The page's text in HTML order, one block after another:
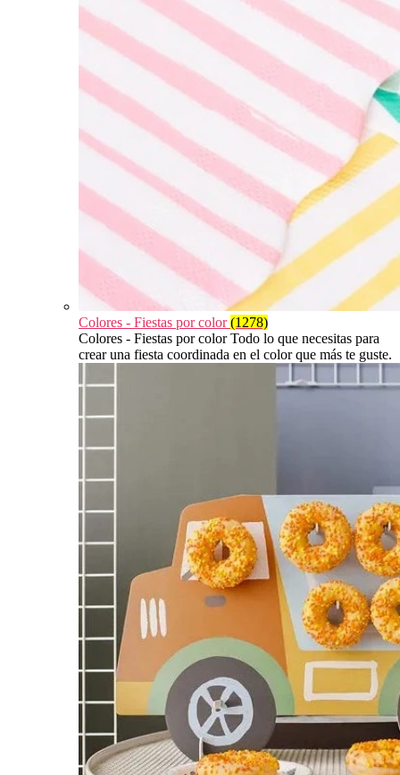
Colores - Fiestas por color(1278)
Colores - Fiestas por color Todo lo que necesitas para
crear una fiesta coordinada en el color que más te guste.